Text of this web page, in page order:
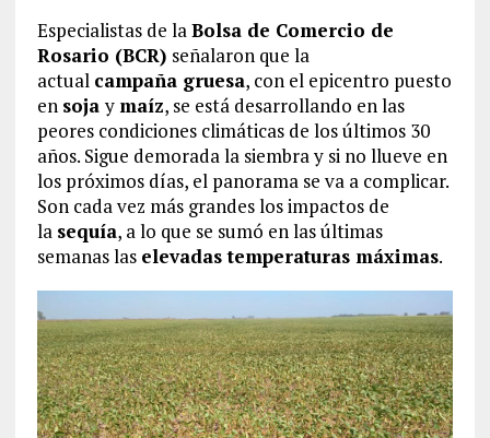
Especialistas de laBolsa de Comercio de
Rosario (BCR) señalaron que la
actual campaña gruesa, con el epicentro puesto
en sojay maíz, se está desarrollando en las
peores condiciones climáticas de los últimos 30
años. Sigue demorada la siembra y si no llueve en
los próximos días, el panorama se va a complicar.
Son cada vez más grandes los impactos de
la sequía, a lo que se sumó en las últimas
semanas las elevadas temperaturas máximas.